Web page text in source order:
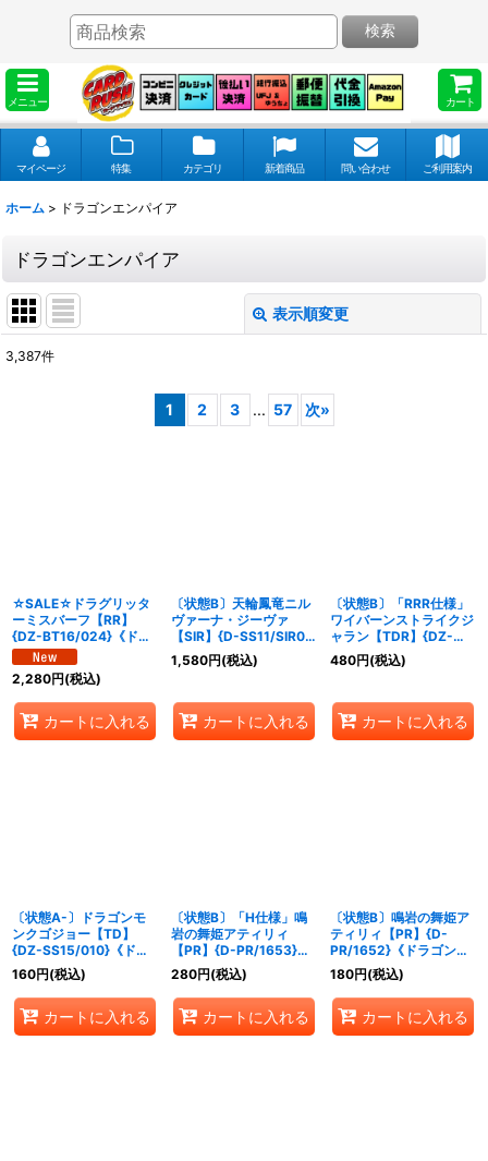
メニュー カート
検索
マイページ 特集 カテゴリ 新着商品 問い合わせ ご利用案内
ホーム > ドラゴンエンパイア
ドラゴンエンパイア
表示順変更
3,387件
1 2 3 ... 57 次»
☆SALE☆ドラグリッタ
ーミスバーフ【RR】
{DZ-BT16/024}《ドラ
ゴンエンパイア》
2,280円(税込)
カートに入れる
〔状態B〕天輪鳳竜ニル
ヴァーナ・ジーヴァ
【SIR】{D-SS11/SIR01}
《ドラゴンエンパイア》
1,580円(税込)
カートに入れる
〔状態B〕「RRR仕様」
ワイバーンストライクジ
ャラン【TDR】{DZ-
SS15/011R}《ドラゴン
エンパイア》
480円(税込)
カートに入れる
〔状態A-〕ドラゴンモ
ンクゴジョー【TD】
{DZ-SS15/010}《ドラ
ゴンエンパイア》
160円(税込)
カートに入れる
〔状態B〕「H仕様」鳴
岩の舞姫アティリィ
【PR】{D-PR/1653}
《ドラゴンエンパイア》
280円(税込)
カートに入れる
〔状態B〕鳴岩の舞姫ア
ティリィ【PR】{D-
PR/1652}《ドラゴンエ
ンパイア》
180円(税込)
カートに入れる